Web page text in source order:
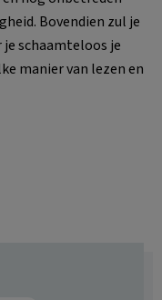
Bovendien zul je
schaamteloos je
manier van lezen en